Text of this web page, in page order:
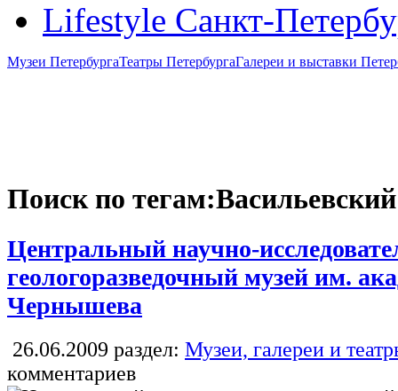
Lifestyle Санкт-
Музеи ПетербургаТеатры ПетербургаГалереи и выставки
Поиск по
Центральный научно-
геологоразведочный музей им.
Чернышева
26.06.2009 раздел: Музеи, галереи и
комментариев